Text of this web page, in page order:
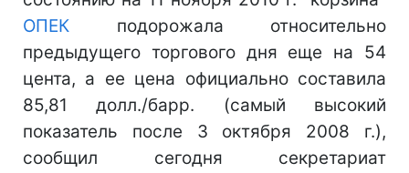
ОПЕК подорожала относительно
предыдущего торгового дня еще на 54
цента, а ее цена официально составила
85,81 долл./барр. (самый высокий
показатель после 3 октября 2008 г.),
сообщил сегодня секретариат